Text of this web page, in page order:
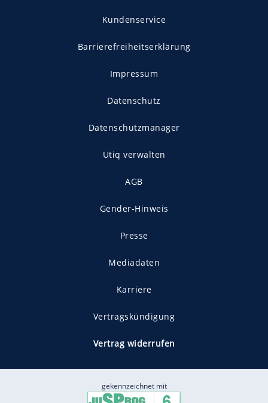
Kundenservice
Barrierefreiheitserklärung
Impressum
Datenschutz
Datenschutzmanager
Utiq verwalten
AGB
Gender-Hinweis
Presse
Mediadaten
Karriere
Vertragskündigung
Vertrag widerrufen
gekennzeichnet mit